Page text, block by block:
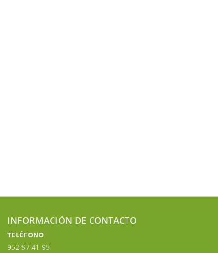
INFORMACIÓN DE CONTACTO
TELÉFONO
952 87 41 95